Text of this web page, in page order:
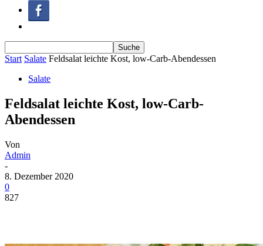
Start Salate Feldsalat leichte Kost, low-Carb-Abendessen
Salate
Feldsalat leichte Kost, low-Carb-
Abendessen
Von
Admin
-
8. Dezember 2020
0
827